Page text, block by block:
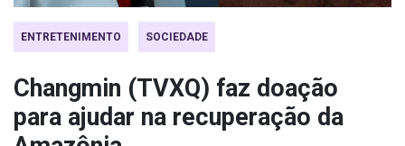
ENTRETENIMENTO SOCIEDADE
Changmin (TVXQ) faz doação
para ajudar na recuperação da